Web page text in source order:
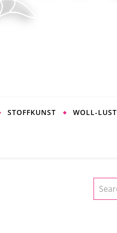
STOFFKUNST WOLL-LUST